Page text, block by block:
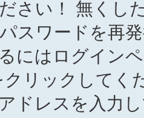
さい！ 無くし
スワードを再
にはログイン
クリックしてく
ドレスを入力